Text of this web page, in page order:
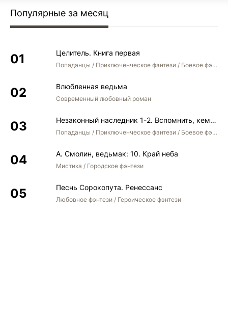
Популярные за месяц
Целитель. Книга первая
Попаданцы / Приключенческое фэнтези / Боевое фэнтези
Влюбленная ведьма
Современный любовный роман
Незаконный наследник 1-2. Вспомнить, кем был. Стать собой. Остаться собой
Попаданцы / Приключенческое фэнтези / Боевое фэнтези / Юмористическое фэнтези
А. Смолин, ведьмак: 10. Край неба
Мистика / Городское фэнтези
Песнь Сорокопута. Ренессанс
Любовное фэнтези / Героическое фэнтези